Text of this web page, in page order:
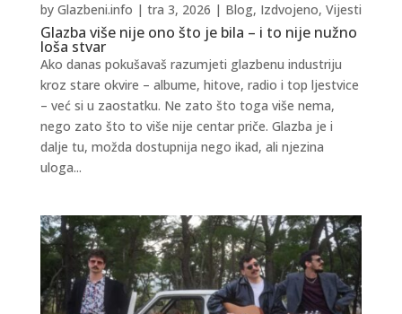
Glazba više nije ono što je bila – i to nije nužno
loša stvar
by Glazbeni.info | tra 3, 2026 | Blog, Izdvojeno, Vijesti
Ako danas pokušavaš razumjeti glazbenu industriju
kroz stare okvire – albume, hitove, radio i top ljestvice
– već si u zaostatku. Ne zato što toga više nema,
nego zato što to više nije centar priče. Glazba je i
dalje tu, možda dostupnija nego ikad, ali njezina
uloga...